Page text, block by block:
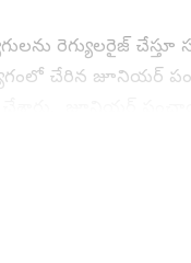
రెగ్యులరైజ్ చేస్తూ
చేరిన జూనియర్